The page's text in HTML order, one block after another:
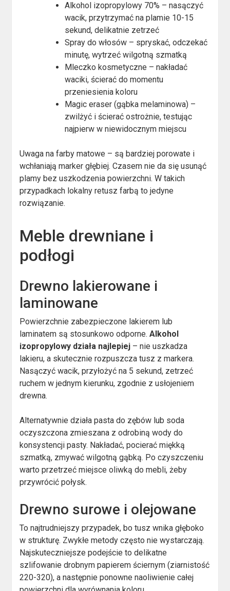
Alkohol izopropylowy 70% – nasączyć
wacik, przytrzymać na plamie 10-15
sekund, delikatnie zetrzeć
Spray do włosów – spryskać, odczekać
minutę, wytrzeć wilgotną szmatką
Mleczko kosmetyczne – nakładać
waciki, ścierać do momentu
przeniesienia koloru
Magic eraser (gąbka melaminowa) –
zwilżyć i ścierać ostrożnie, testując
najpierw w niewidocznym miejscu
Uwaga na farby matowe – są bardziej porowate i
wchłaniają marker głębiej. Czasem nie da się usunąć
plamy bez uszkodzenia powierzchni. W takich
przypadkach lokalny retusz farbą to jedyne
rozwiązanie.
Meble drewniane i
podłogi
Drewno lakierowane i
laminowane
Powierzchnie zabezpieczone lakierem lub
laminatem są stosunkowo odporne.Alkohol
izopropylowy działa najlepiej – nie uszkadza
lakieru, a skutecznie rozpuszcza tusz z markera.
Nasączyć wacik, przyłożyć na 5 sekund, zetrzeć
ruchem w jednym kierunku, zgodnie z usłojeniem
drewna.
Alternatywnie działa pasta do zębów lub soda
oczyszczona zmieszana z odrobiną wody do
konsystencji pasty. Nakładać, pocierać miękką
szmatką, zmywać wilgotną gąbką. Po czyszczeniu
warto przetrzeć miejsce oliwką do mebli, żeby
przywrócić połysk.
Drewno surowe i olejowane
To najtrudniejszy przypadek, bo tusz wnika głęboko
w strukturę. Zwykłe metody często nie wystarczają.
Najskuteczniejsze podejście to delikatne
szlifowanie drobnym papierem ściernym (ziarnistość
220-320), a następnie ponowne naoliwienie całej